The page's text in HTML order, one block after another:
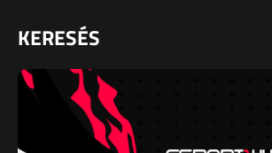
KERESÉS